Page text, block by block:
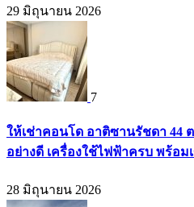
29 มิถุนายน 2026
7
ให้เช่าคอนโด อาติซานรัชดา 44
อย่างดี เครื่องใช้ไฟฟ้าครบ พร้อมเ
28 มิถุนายน 2026